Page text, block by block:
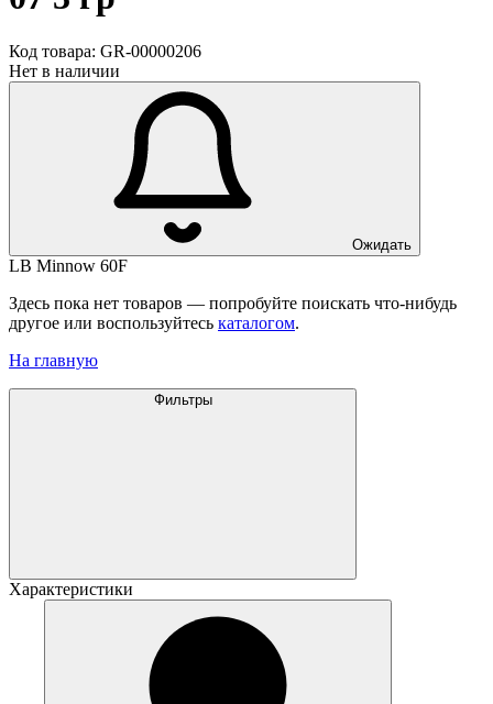
Код товара: GR-00000206
Нет в наличии
Ожидать
LB Minnow 60F
Здесь пока нет товаров — попробуйте поискать что-нибудь
другое или воспользуйтесь каталогом.
На главную
Фильтры
Характеристики